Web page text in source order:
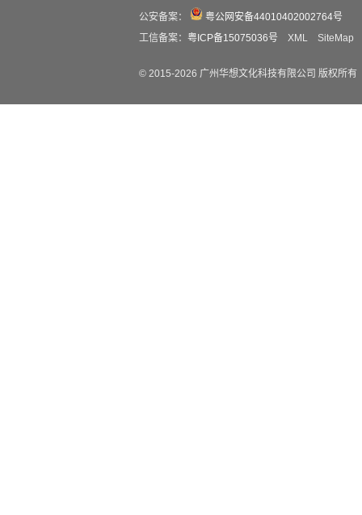
公安备案：
粤公网安备44010402002764号
工信备案： 粤ICP备15075036号 XML SiteMap
© 2015-2026 广州华想文化科技有限公司 版权所有